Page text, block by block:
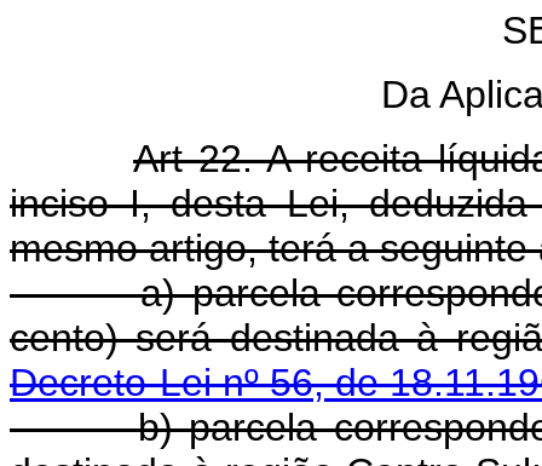
Da
Art 22. A receita
inciso I, desta Lei,
mesmo artigo, terá a seguinte
a) parcela
cento) será destinada
Decreto-Lei nº 56, de
b) parcela